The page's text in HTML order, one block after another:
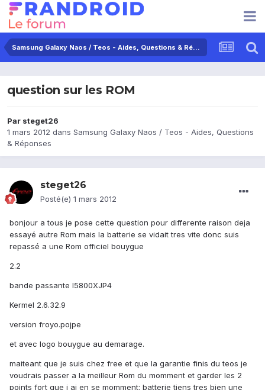
Samsung Galaxy Naos / Teos - Aides, Questions & Réponses
question sur les ROM
Par steget26
1 mars 2012 dans Samsung Galaxy Naos / Teos - Aides, Questions
& Réponses
steget26
Posté(e) 1 mars 2012
bonjour a tous je pose cette question pour differente raison deja
essayé autre Rom mais la batterie se vidait tres vite donc suis
repassé a une Rom officiel bouygue
2.2
bande passante I5800XJP4
Kermel 2.6.32.9
version froyo.pojpe
et avec logo bouygue au demarage.
maiteant que je suis chez free et que la garantie finis du teos je
voudrais passer a la meilleur Rom du momment et garder les 2
points fort que j ai en se momment: batterie tiens tres bien une